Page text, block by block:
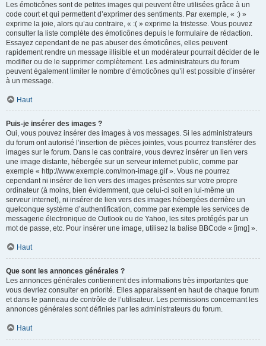
Les émoticônes sont de petites images qui peuvent être utilisées grâce à un
code court et qui permettent d’exprimer des sentiments. Par exemple, « :) »
exprime la joie, alors qu’au contraire, « :( » exprime la tristesse. Vous pouvez
consulter la liste complète des émoticônes depuis le formulaire de rédaction.
Essayez cependant de ne pas abuser des émoticônes, elles peuvent
rapidement rendre un message illisible et un modérateur pourrait décider de le
modifier ou de le supprimer complètement. Les administrateurs du forum
peuvent également limiter le nombre d’émoticônes qu’il est possible d’insérer
à un message.
Haut
Puis-je insérer des images ?
Oui, vous pouvez insérer des images à vos messages. Si les administrateurs
du forum ont autorisé l’insertion de pièces jointes, vous pourrez transférer des
images sur le forum. Dans le cas contraire, vous devrez insérer un lien vers
une image distante, hébergée sur un serveur internet public, comme par
exemple « http://www.exemple.com/mon-image.gif ». Vous ne pourrez
cependant ni insérer de lien vers des images présentes sur votre propre
ordinateur (à moins, bien évidemment, que celui-ci soit en lui-même un
serveur internet), ni insérer de lien vers des images hébergées derrière un
quelconque système d’authentification, comme par exemple les services de
messagerie électronique de Outlook ou de Yahoo, les sites protégés par un
mot de passe, etc. Pour insérer une image, utilisez la balise BBCode « [img] ».
Haut
Que sont les annonces générales ?
Les annonces générales contiennent des informations très importantes que
vous devriez consulter en priorité. Elles apparaissent en haut de chaque forum
et dans le panneau de contrôle de l’utilisateur. Les permissions concernant les
annonces générales sont définies par les administrateurs du forum.
Haut